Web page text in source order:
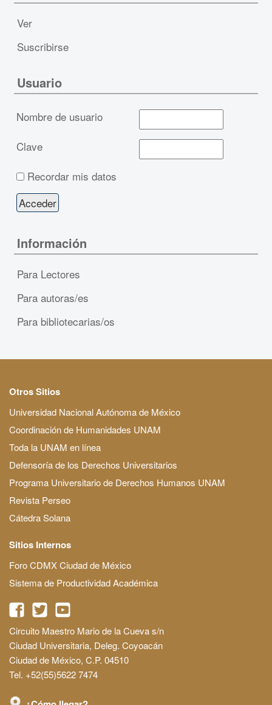
Ver
Suscribirse
Usuario
Nombre de usuario
Clave
Recordar mis datos
Información
Para Lectores
Para autoras/es
Para bibliotecarias/os
Otros Sitios
Universidad Nacional Autónoma de México
Coordinación de Humanidades UNAM
Toda la UNAM en línea
Defensoría de los Derechos Universitarios
Programa Universitario de Derechos Humanos UNAM
Revista Perseo
Cátedra Solana
Sitios Internos
Foro CDMX Ciudad de México
Sistema de Productividad Académica
Circuito Maestro Mario de la Cueva s/n
Ciudad Universitaria, Deleg. Coyoacán
Ciudad de México, C.P. 04510
Tel. +52(55)5622 7474